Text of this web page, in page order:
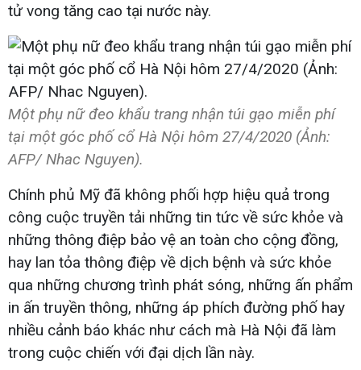
tử vong tăng cao tại nước này.
Một phụ nữ đeo khẩu trang nhận túi gạo miễn phí
tại một góc phố cổ Hà Nội hôm 27/4/2020 (Ảnh:
AFP/ Nhac Nguyen).
Chính phủ Mỹ đã không phối hợp hiệu quả trong
công cuộc truyền tải những tin tức về sức khỏe và
những thông điệp bảo vệ an toàn cho cộng đồng,
hay lan tỏa thông điệp về dịch bệnh và sức khỏe
qua những chương trình phát sóng, những ấn phẩm
in ấn truyền thông, những áp phích đường phố hay
nhiều cảnh báo khác như cách mà Hà Nội đã làm
trong cuộc chiến với đại dịch lần này.